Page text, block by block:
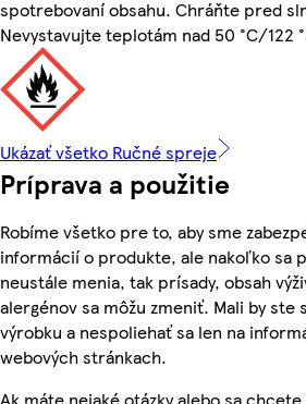
spotrebovaní obsahu. Chráňte pred
Nevystavujte teplotám nad 50 °C/122
Ukázať všetko Ručné spreje
Príprava a použitie
Robíme všetko pre to, aby sme
informácií o produkte, ale nakoľko sa
neustále menia, tak prísady, obsah
alergénov sa môžu zmeniť. Mali by
výrobku a nespoliehať sa len na
webových stránkach.